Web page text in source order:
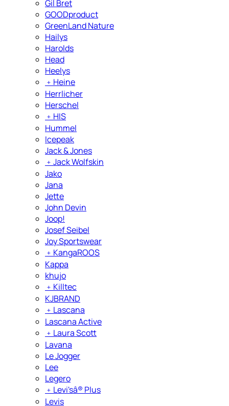
Gil Bret
GOODproduct
GreenLand Nature
Hailys
Harolds
Head
Heelys
﹢ Heine
Herrlicher
Herschel
﹢ HIS
Hummel
Icepeak
Jack & Jones
﹢ Jack Wolfskin
Jako
Jana
Jette
John Devin
Joop!
Josef Seibel
Joy Sportswear
﹢ KangaROOS
Kappa
khujo
﹢ Killtec
KJBRAND
﹢ Lascana
Lascana Active
﹢ Laura Scott
Lavana
Le Jogger
Lee
Legero
﹢ Levi'sâ® Plus
Levis